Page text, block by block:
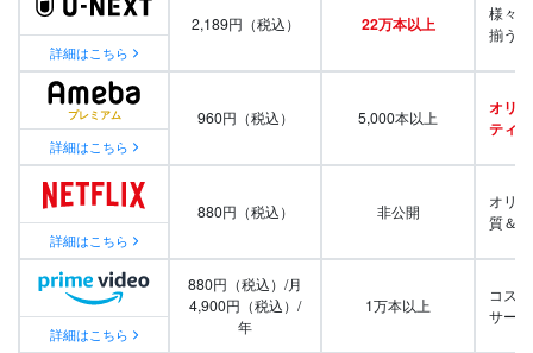
詳細はこちら
2,189円（税込） 22万本以上
様々
揃う
詳細はこちら
960円（税込） 5,000本以上
オリ
ティ
詳細はこちら
880円（税込） 非公開
オリ
質＆
詳細はこちら
880円（税込）/月
4,900円（税込）/
年
1万本以上
コス
サー